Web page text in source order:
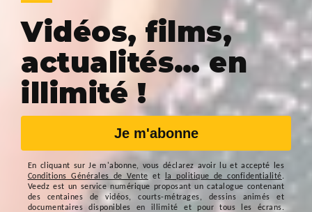
Vidéos, films,
actualités… en
illimité !
Je m'abonne
En cliquant surJe m'abonne, vous déclarez avoir lu et accepté les
Conditions Générales de Vente et la politique de confidentialité.
Veedz est un service numérique proposant un catalogue contenant
des centaines de vidéos, courts-métrages, dessins animés et
documentaires disponibles en illimité et pour tous les écrans.